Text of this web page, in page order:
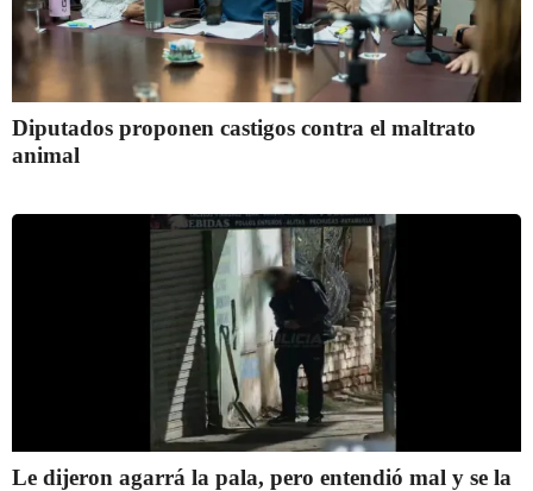
Diputados proponen castigos contra el maltrato
animal
Le dijeron agarrá la pala, pero entendió mal y se la